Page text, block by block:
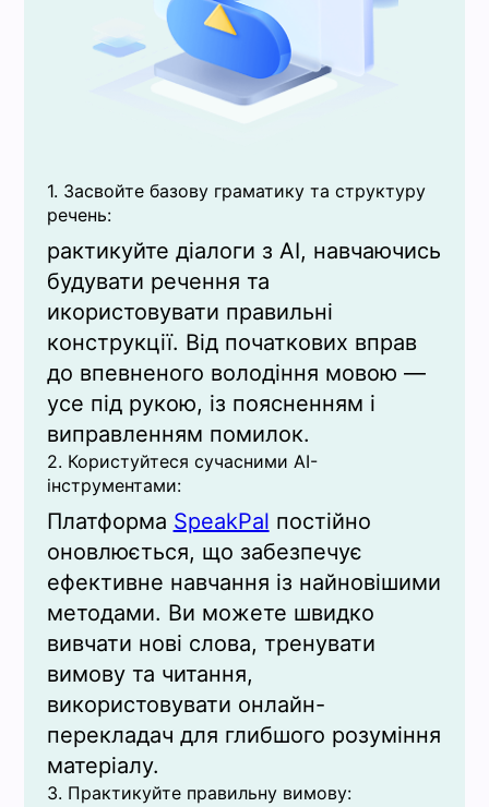
1. Засвойте базову граматику та структуру
речень:
рактикуйте діалоги з AI, навчаючись
будувати речення та
икористовувати правильні
конструкції. Від початкових вправ
до впевненого володіння мовою —
усе під рукою, із поясненням і
виправленням помилок.
2. Користуйтеся сучасними AI-
інструментами:
Платформа SpeakPal постійно
оновлюється, що забезпечує
ефективне навчання із найновішими
методами. Ви можете швидко
вивчати нові слова, тренувати
вимову та читання,
використовувати онлайн-
перекладач для глибшого розуміння
матеріалу.
3. Практикуйте правильну вимову: